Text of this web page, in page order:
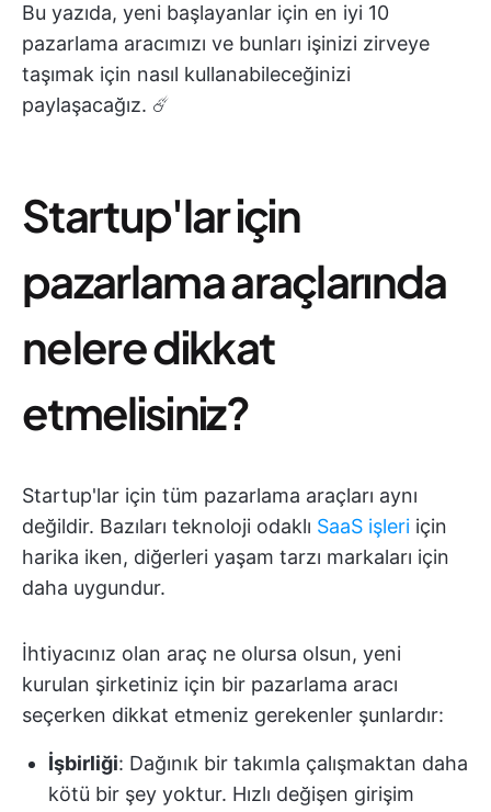
Bu yazıda, yeni başlayanlar için en iyi 10
pazarlama aracımızı ve bunları işinizi zirveye
taşımak için nasıl kullanabileceğinizi
paylaşacağız. ☄️
Startup'lar için
pazarlama araçlarında
nelere dikkat
etmelisiniz?
Startup'lar için tüm pazarlama araçları aynı
değildir. Bazıları teknoloji odaklı SaaS işleri için
harika iken, diğerleri yaşam tarzı markaları için
daha uygundur.
İhtiyacınız olan araç ne olursa olsun, yeni
kurulan şirketiniz için bir pazarlama aracı
seçerken dikkat etmeniz gerekenler şunlardır:
İşbirliği: Dağınık bir takımla çalışmaktan daha
kötü bir şey yoktur. Hızlı değişen girişim